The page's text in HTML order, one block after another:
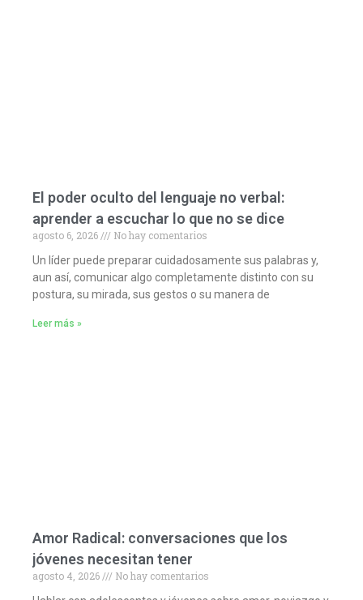
El poder oculto del lenguaje no verbal:
aprender a escuchar lo que no se dice
agosto 6, 2026
No hay comentarios
Un líder puede preparar cuidadosamente sus palabras y,
aun así, comunicar algo completamente distinto con su
postura, su mirada, sus gestos o su manera de
Leer más »
Amor Radical: conversaciones que los
jóvenes necesitan tener
agosto 4, 2026
No hay comentarios